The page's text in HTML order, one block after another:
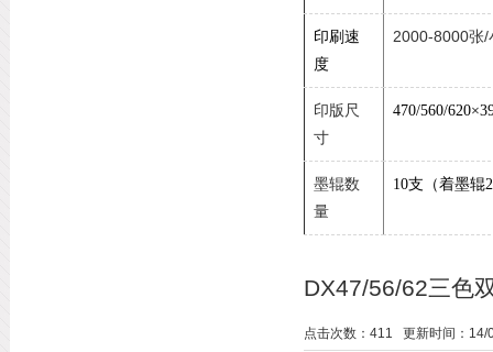
印刷速
度
2000-8000张/
印版尺
寸
470/560/
墨辊数
量
10支（着墨辊2
DX47/56/62三色
点击次数： 411 更新时间：